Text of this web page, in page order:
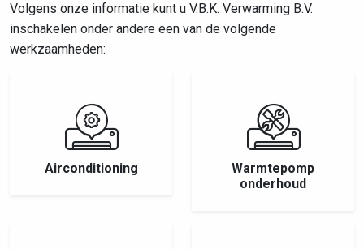
Volgens onze informatie kunt u V.B.K. Verwarming B.V.
inschakelen onder andere een van de volgende
werkzaamheden:
Airconditioning
Warmtepomp
onderhoud